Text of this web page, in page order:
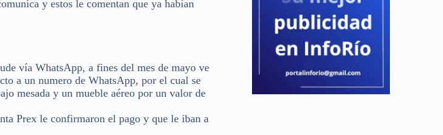
y estos le comentan que ya habían
vía WhatsApp, a fines del mes de mayo ve
a un numero de WhatsApp, por el cual se
mesada y un mueble aéreo por un valor de
Prex le confirmaron el pago y que le iban a